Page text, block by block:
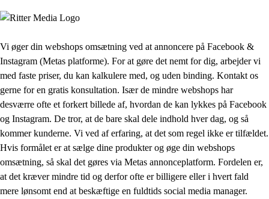
Vi øger din webshops omsætning ved at annoncere på Facebook &
Instagram (Metas platforme). For at gøre det nemt for dig, arbejder vi
med faste priser, du kan kalkulere med, og uden binding. Kontakt os
gerne for en gratis konsultation. Især de mindre webshops har
desværre ofte et forkert billede af, hvordan de kan lykkes på Facebook
og Instagram. De tror, at de bare skal dele indhold hver dag, og så
kommer kunderne. Vi ved af erfaring, at det som regel ikke er tilfældet.
Hvis formålet er at sælge dine produkter og øge din webshops
omsætning, så skal det gøres via Metas annonceplatform. Fordelen er,
at det kræver mindre tid og derfor ofte er billigere eller i hvert fald
mere lønsomt end at beskæftige en fuldtids social media manager.